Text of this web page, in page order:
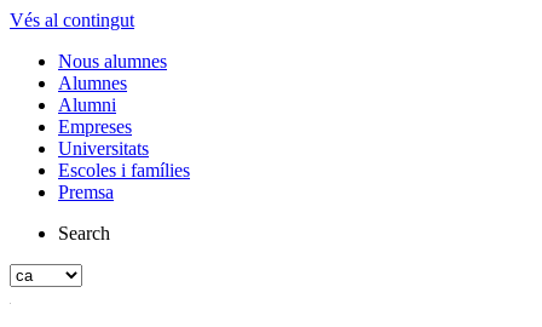
Vés al contingut
Nous alumnes
Alumnes
Alumni
Empreses
Universitats
Escoles i famílies
Premsa
Search